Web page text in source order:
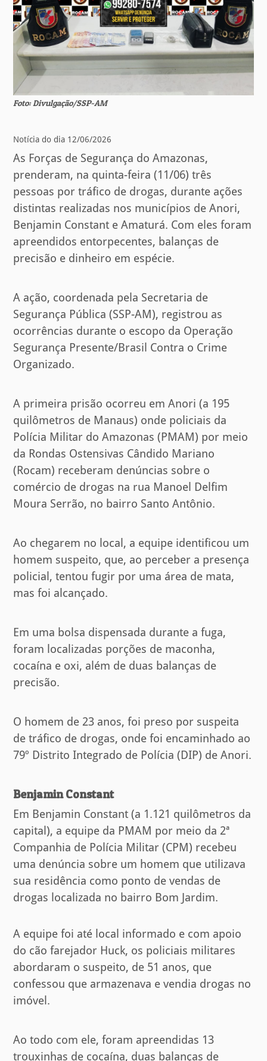
Foto: Divulgação/SSP-AM
Notícia do dia 12/06/2026
As Forças de Segurança do Amazonas,
prenderam, na quinta-feira (11/06) três
pessoas por tráfico de drogas, durante ações
distintas realizadas nos municípios de Anori,
Benjamin Constant e Amaturá. Com eles foram
apreendidos entorpecentes, balanças de
precisão e dinheiro em espécie.
A ação, coordenada pela Secretaria de
Segurança Pública (SSP-AM), registrou as
ocorrências durante o escopo da Operação
Segurança Presente/Brasil Contra o Crime
Organizado.
A primeira prisão ocorreu em Anori (a 195
quilômetros de Manaus) onde policiais da
Polícia Militar do Amazonas (PMAM) por meio
da Rondas Ostensivas Cândido Mariano
(Rocam) receberam denúncias sobre o
comércio de drogas na rua Manoel Delfim
Moura Serrão, no bairro Santo Antônio.
Ao chegarem no local, a equipe identificou um
homem suspeito, que, ao perceber a presença
policial, tentou fugir por uma área de mata,
mas foi alcançado.
Em uma bolsa dispensada durante a fuga,
foram localizadas porções de maconha,
cocaína e oxi, além de duas balanças de
precisão.
O homem de 23 anos, foi preso por suspeita
de tráfico de drogas, onde foi encaminhado ao
79º Distrito Integrado de Polícia (DIP) de Anori.
Benjamin Constant
Em Benjamin Constant (a 1.121 quilômetros da
capital), a equipe da PMAM por meio da 2ª
Companhia de Polícia Militar (CPM) recebeu
uma denúncia sobre um homem que utilizava
sua residência como ponto de vendas de
drogas localizada no bairro Bom Jardim.
A equipe foi até local informado e com apoio
do cão farejador Huck, os policiais militares
abordaram o suspeito, de 51 anos, que
confessou que armazenava e vendia drogas no
imóvel.
Ao todo com ele, foram apreendidas 13
trouxinhas de cocaína, duas balanças de